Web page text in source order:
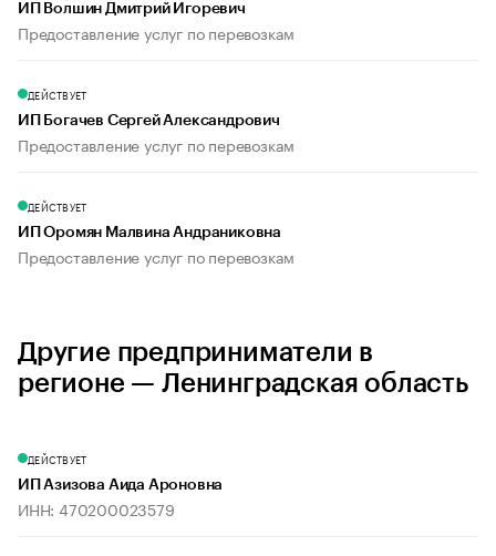
ИП Волшин Дмитрий Игоревич
Предоставление услуг по перевозкам
ДЕЙСТВУЕТ
ИП Богачев Сергей Александрович
Предоставление услуг по перевозкам
ДЕЙСТВУЕТ
ИП Оромян Малвина Андраниковна
Предоставление услуг по перевозкам
Другие предприниматели в
регионе — Ленинградская область
ДЕЙСТВУЕТ
ИП Азизова Аида Ароновна
ИНН: 470200023579